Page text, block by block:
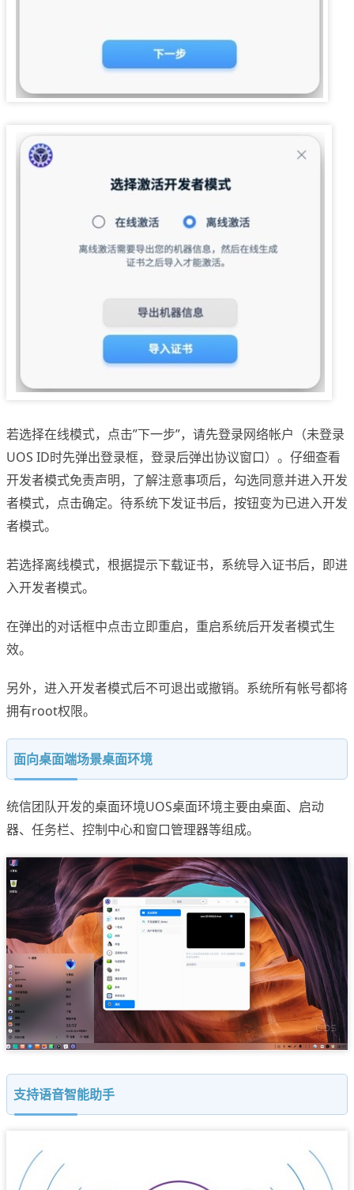
若选择在线模式，点击”下一步”，请先登录网络帐户（未登录
UOS ID时先弹出登录框，登录后弹出协议窗口）。仔细查看
开发者模式免责声明，了解注意事项后，勾选同意并进入开发
者模式，点击确定。待系统下发证书后，按钮变为已进入开发
者模式。
若选择离线模式，根据提示下载证书，系统导入证书后，即进
入开发者模式。
在弹出的对话框中点击立即重启，重启系统后开发者模式生
效。
另外，进入开发者模式后不可退出或撤销。系统所有帐号都将
拥有root权限。
面向桌面端场景桌面环境
统信团队开发的桌面环境UOS桌面环境主要由桌面、启动
器、任务栏、控制中心和窗口管理器等组成。
支持语音智能助手